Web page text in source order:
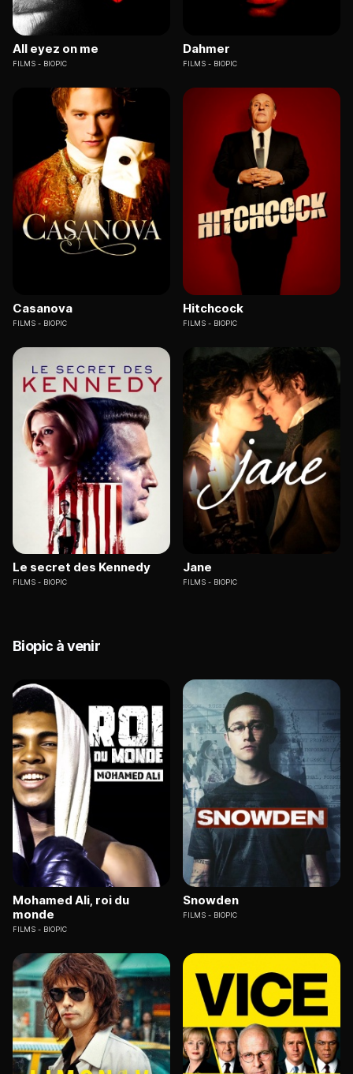
All eyez on me
FILMS BIOPIC
Dahmer
FILMS BIOPIC
Casanova
FILMS BIOPIC
Hitchcock
FILMS BIOPIC
Le secret des Kennedy
FILMS BIOPIC
Jane
FILMS BIOPIC
Biopic à venir
Mohamed Ali, roi du
monde
FILMS BIOPIC
Snowden
FILMS BIOPIC